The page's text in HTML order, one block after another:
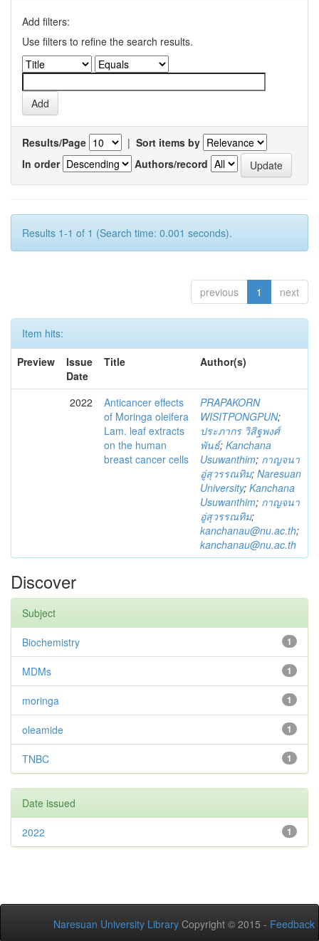
Add filters:
Use filters to refine the search results.
Results/Page | Sort items by
In order
Authors/record
Results 1-1 of 1 (Search time: 0.001 seconds).
previous 1 next
Item hits:
Preview
Issue
Date
Title Author(s)
2022
Anticancer effects
of Moringa oleifera
Lam. leaf extracts
on the human
breast cancer cells
PRAPAKORN
WISITPONGPUN;
ประภากร วิสิฐพงศ์
พันธ์; Kanchana
Usuwanthim; กาญจนา
อู่สุวรรณทิม; Naresuan
University; Kanchana
Usuwanthim; กาญจนา
อู่สุวรรณทิม;
kanchanau@nu.ac.th;
kanchanau@nu.ac.th
Discover
Subject
1
Biochemistry
1
MDMs
1
moringa
1
oleamide
1
TNBC
Date issued
1
2022
Naresuan University Library Copyright © 2015 - Feedback